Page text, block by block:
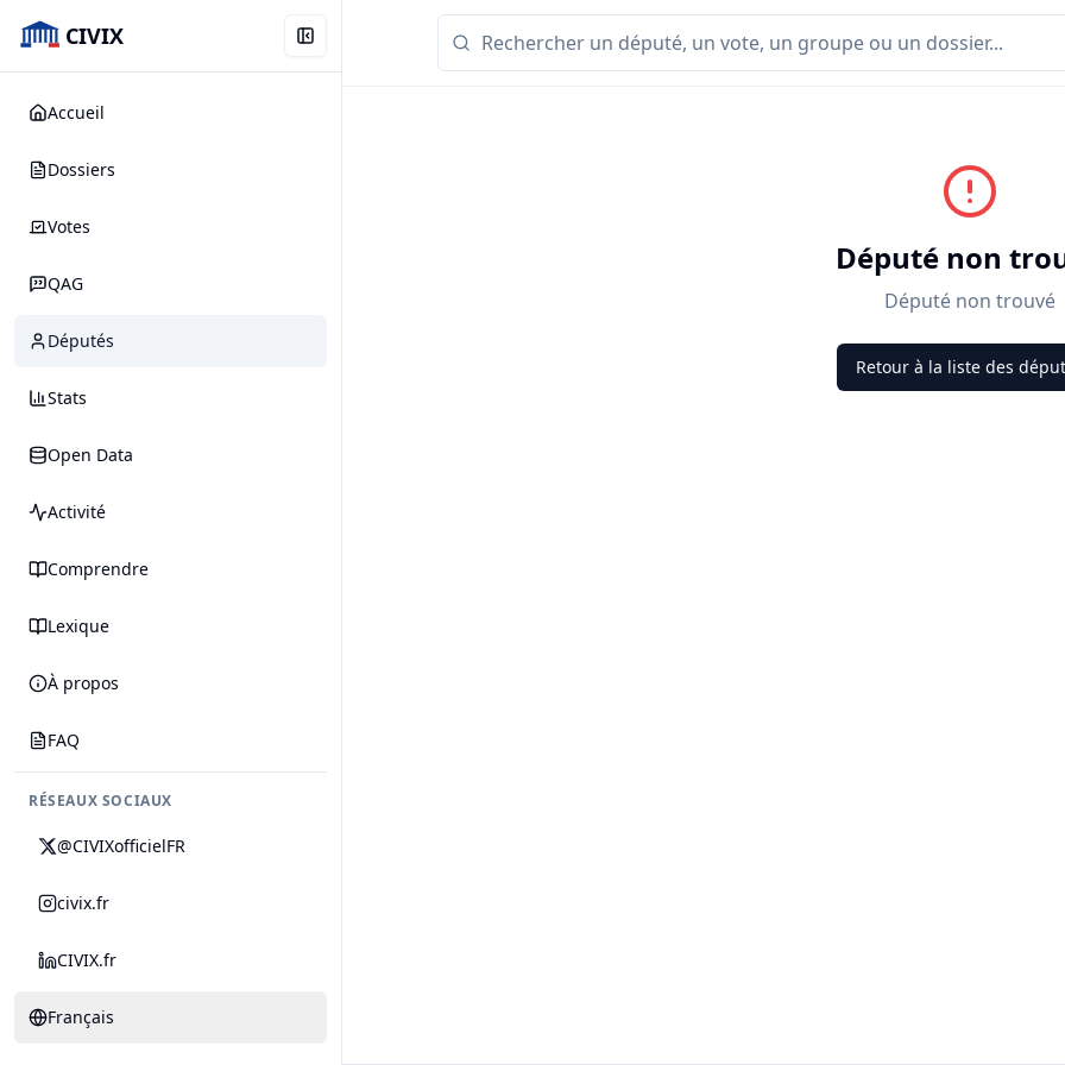
CIVIX
Accueil
Dossiers
Votes
QAG
Députés
Stats
Open Data
Activité
Comprendre
Lexique
À propos
FAQ
RÉSEAUX SOCIAUX
@CIVIXofficielFR
civix.fr
CIVIX.fr
Français
Député non
Député non trouvé
Retour à la liste des